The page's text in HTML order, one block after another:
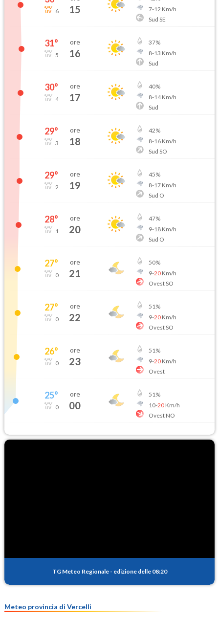
6 15
7-12 Km/h
Sud SE
31°
5
ore
16
37%
8-13 Km/h
Sud
30°
4
ore
17
40%
8-14Km/h
Sud
29°
3
ore
18
42%
8-16Km/h
Sud SO
29°
2
ore
19
45%
8-17Km/h
Sud O
28°
1
ore
20
47%
9-18Km/h
Sud O
27°
0
ore
21
50%
9-20Km/h
Ovest SO
27°
0
ore
22
51%
9-20Km/h
Ovest SO
26°
0
ore
23
51%
9-20Km/h
Ovest
25°
0
ore
00
51%
10-20Km/h
Ovest NO
TG Meteo Regionale - edizione delle 08:20
Meteo provincia di Vercelli